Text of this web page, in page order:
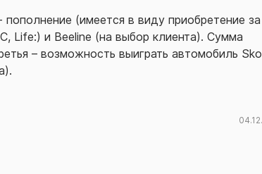
(имеется в виду приобретение
Life:) и Beeline (на выбор клиента). Сумма
– возможность выиграть автомобиль